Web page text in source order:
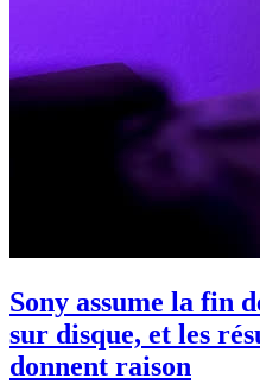
Sony assume la fin
sur disque, et les
donnent raison